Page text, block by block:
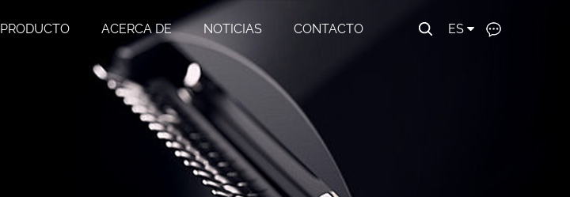
PRODUCTO ACERCA DE NOTICIAS CONTACTO ES